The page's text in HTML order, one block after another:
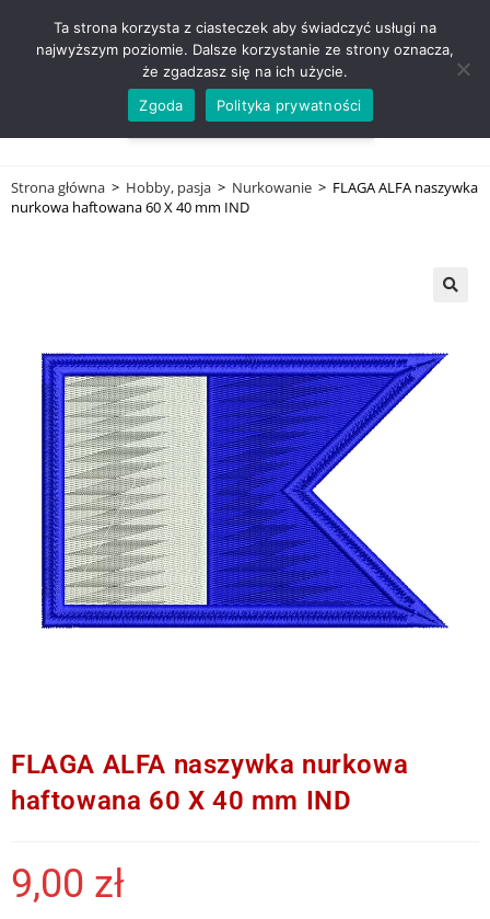
ZADZWOŃ TEL. 600 352 938
Strona główna > Hobby, pasja > Nurkowanie > FLAGA ALFA naszywka
nurkowa haftowana 60 X 40 mm IND
FLAGA ALFA naszywka nurkowa
haftowana 60 X 40 mm IND
9,00 zł
Ta strona korzysta z ciasteczek aby świadczyć usługi na
najwyższym poziomie. Dalsze korzystanie ze strony oznacza,
że zgadzasz się na ich użycie.
Zgoda
Polityka prywatności